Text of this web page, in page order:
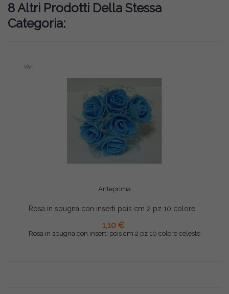
8 Altri Prodotti Della Stessa
Categoria:
Anteprima
Vari
1,10 €
Rosa in spugna con inserti pois cm 2 pz 10 colore celeste
AGGIUNGI AL CARRELLO